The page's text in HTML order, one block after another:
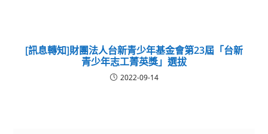
[訊息轉知]財團法人台新青少年基金會第23屆「台新
青少年志工菁英獎」選拔
2022-09-14